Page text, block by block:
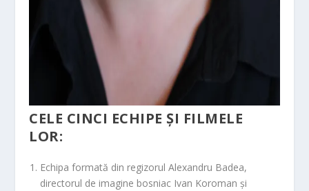
CELE CINCI ECHIPE ȘI FILMELE
LOR:
Echipa formată din regizorulAlexandru Badea,
directorul de imagine bosniac Ivan Koroman și